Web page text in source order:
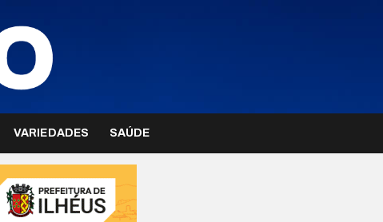
VARIEDADES SAÚDE